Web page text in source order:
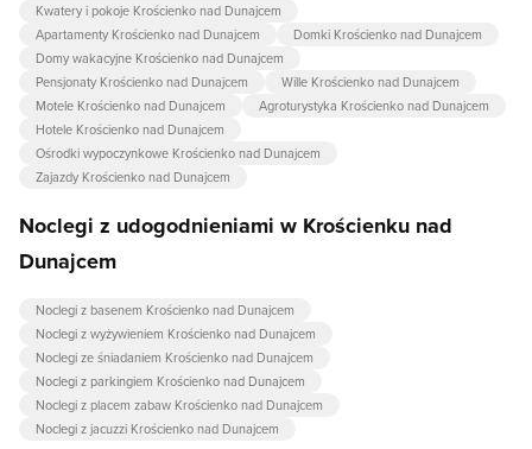
Kwatery i pokoje Krościenko nad Dunajcem
Apartamenty Krościenko nad Dunajcem
Domki Krościenko nad Dunajcem
Domy wakacyjne Krościenko nad Dunajcem
Pensjonaty Krościenko nad Dunajcem
Wille Krościenko nad Dunajcem
Motele Krościenko nad Dunajcem
Agroturystyka Krościenko nad Dunajcem
Hotele Krościenko nad Dunajcem
Ośrodki wypoczynkowe Krościenko nad Dunajcem
Zajazdy Krościenko nad Dunajcem
Noclegi z udogodnieniami w Krościenku nad
Dunajcem
Noclegi z basenem Krościenko nad Dunajcem
Noclegi z wyżywieniem Krościenko nad Dunajcem
Noclegi ze śniadaniem Krościenko nad Dunajcem
Noclegi z parkingiem Krościenko nad Dunajcem
Noclegi z placem zabaw Krościenko nad Dunajcem
Noclegi z jacuzzi Krościenko nad Dunajcem